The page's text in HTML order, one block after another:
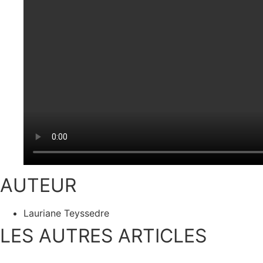
AUTEUR
Lauriane Teyssedre
LES AUTRES ARTICLES